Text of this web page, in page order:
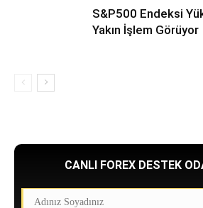
S&P500 Endeksi
Yakın İşlem Görüyor
CANLI FOREX DESTEK